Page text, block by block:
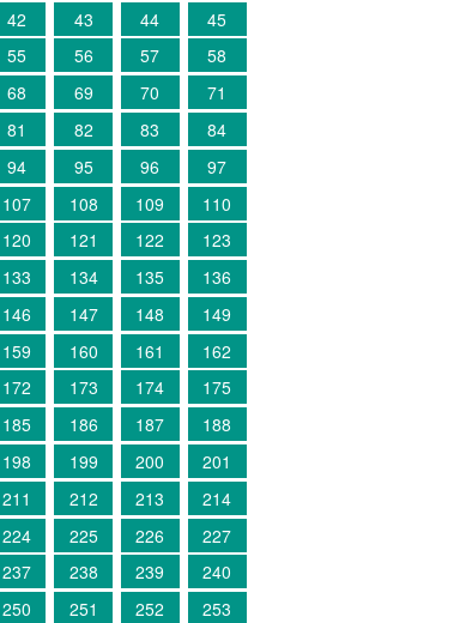
42 43 44
45
55 56 57
58
68 69 70
71
81 82 83
84
94 95 96
97
107 108 109
110
120 121 122
123
133 134 135
136
146 147 148
149
159 160 161
162
172 173 174
175
185 186 187
188
198 199 200
201
211 212 213
214
224 225 226
227
237 238 239
240
250 251 252
253